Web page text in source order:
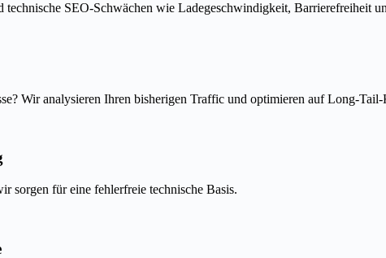
technische SEO-Schwächen wie Ladegeschwindigkeit, Barrierefreiheit
Wir analysieren Ihren bisherigen Traffic und optimieren auf Long-
sorgen für eine fehlerfreie technische Basis.